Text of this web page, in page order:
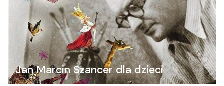
Jan Marcin Szancer dla dzieci